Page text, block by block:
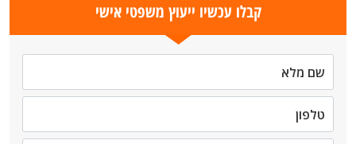
קבלו עכשיו ייעוץ משפטי אישי